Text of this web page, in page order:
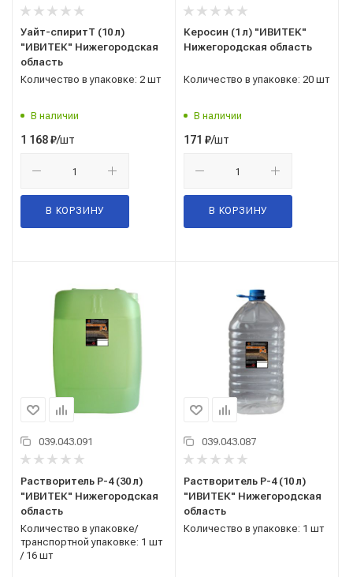
Уайт-спиритТ (10 л)
"ИВИТЕК" Нижегородская
область
Количество в упаковке: 2 шт
В наличии
1 168₽/шт
В КОРЗИНУ
Керосин (1 л) "ИВИТЕК"
Нижегородская область
Количество в упаковке: 20 шт
В наличии
171 ₽/шт
В КОРЗИНУ
039.043.091
Растворитель Р-4 (30 л)
"ИВИТЕК" Нижегородская
область
Количество в упаковке/
транспортной упаковке: 1 шт
/ 16 шт
039.043.087
Растворитель Р-4 (10 л)
"ИВИТЕК" Нижегородская
область
Количество в упаковке: 1 шт